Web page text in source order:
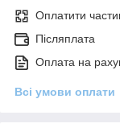
Оплатити
Післяплата
Оплата на
Всі умови оплати